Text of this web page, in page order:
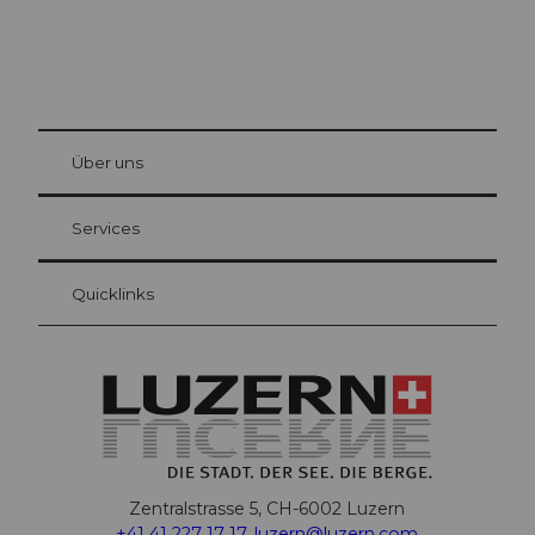
Gästekarte Luzern
Ihre Vorteile als Übernachtungsgast
at Bre
Über uns
Services
Quicklinks
Zentralstrasse 5, CH-6002 Luzern